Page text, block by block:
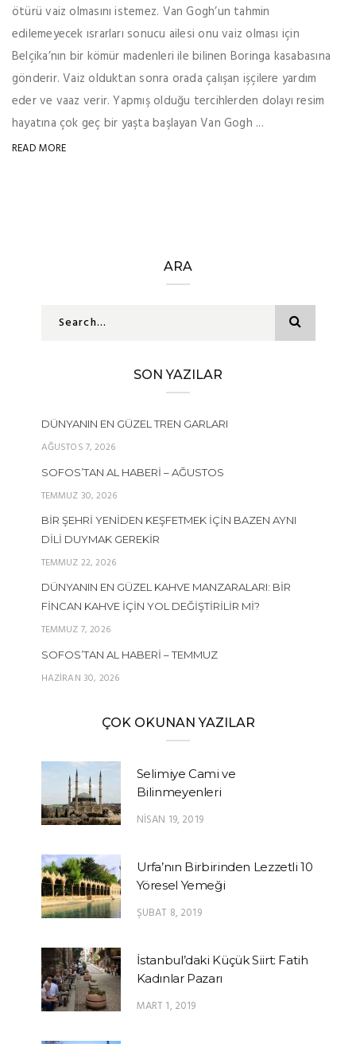
ötürü vaiz olmasını istemez. Van Gogh’un tahmin
edilemeyecek ısrarları sonucu ailesi onu vaiz olması için
Belçika’nın bir kömür madenleri ile bilinen Boringa kasabasına
gönderir. Vaiz olduktan sonra orada çalışan işçilere yardım
eder ve vaaz verir. Yapmış olduğu tercihlerden dolayı resim
hayatına çok geç bir yaşta başlayan Van Gogh ...
READ MORE
ARA
SON YAZILAR
DÜNYANIN EN GÜZEL TREN GARLARI
AĞUSTOS 7, 2026
SOFOS’TAN AL HABERI – AĞUSTOS
TEMMUZ 30, 2026
BIR ŞEHRI YENIDEN KEŞFETMEK İÇIN BAZEN AYNI
DILI DUYMAK GEREKIR
TEMMUZ 22, 2026
DÜNYANIN EN GÜZEL KAHVE MANZARALARI: BIR
FINCAN KAHVE İÇIN YOL DEĞIŞTIRILIR MI?
TEMMUZ 7, 2026
SOFOS’TAN AL HABERI – TEMMUZ
HAZIRAN 30, 2026
ÇOK OKUNAN YAZILAR
Selimiye Cami ve
Bilinmeyenleri
NISAN 19, 2019
Urfa’nın Birbirinden Lezzetli 10
Yöresel Yemeği
ŞUBAT 8, 2019
İstanbul’daki Küçük Siirt: Fatih
Kadınlar Pazarı
MART 1, 2019